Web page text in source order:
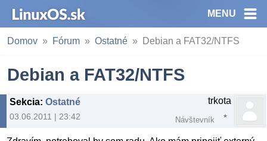
MENU
Domov Fórum Ostatné Debian a FAT32/NTFS
Debian a FAT32/NTFS
Sekcia: Ostatné
03.06.2011 | 23:42
trkota
Návštevník